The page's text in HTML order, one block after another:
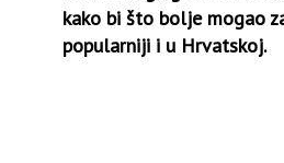
kako bi što bolje mogao
popularniji i u Hrvatskoj.